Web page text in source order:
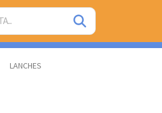
LANCHES